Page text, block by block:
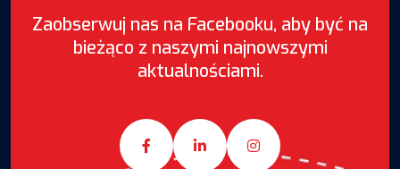
Zaobserwuj nas na Facebooku, aby być na
bieżąco z naszymi najnowszymi
aktualnościami.